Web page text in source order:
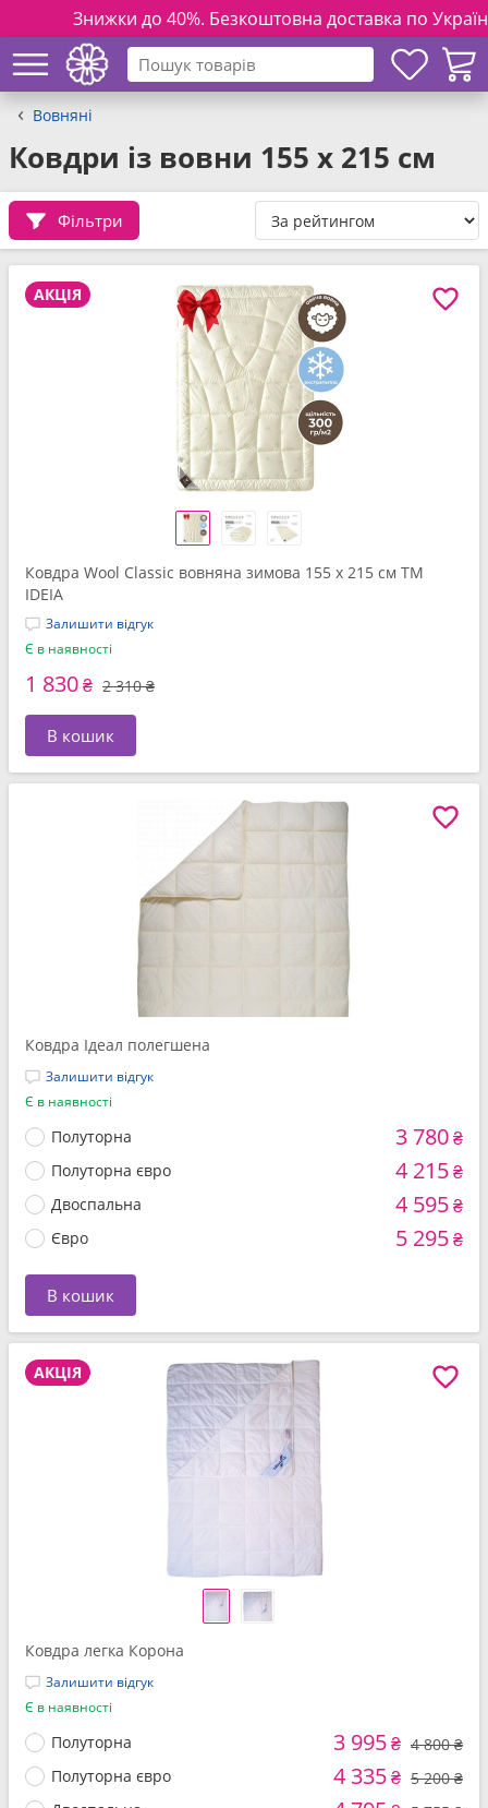
Знижки до 40%. Безкоштовна доставка по Україні
Вовняні
Ковдри із вовни 155 x 215 см
Фільтри
АКЦІЯ
Ковдра Wool Classic вовняна зимова 155 x 215 см TM
IDEIA
Залишити відгук
Є в наявності
1 830₴ 2 310 ₴
В кошик
Ковдра Ідеал полегшена
Залишити відгук
Є в наявності
Полуторна 3 780₴
Полуторна євро 4 215₴
Двоспальна 4 595₴
Євро 5 295₴
В кошик
АКЦІЯ
Ковдра легка Корона
Залишити відгук
Є в наявності
Полуторна 3 995₴ 4 800 ₴
Полуторна євро
4 335₴ 5 200 ₴